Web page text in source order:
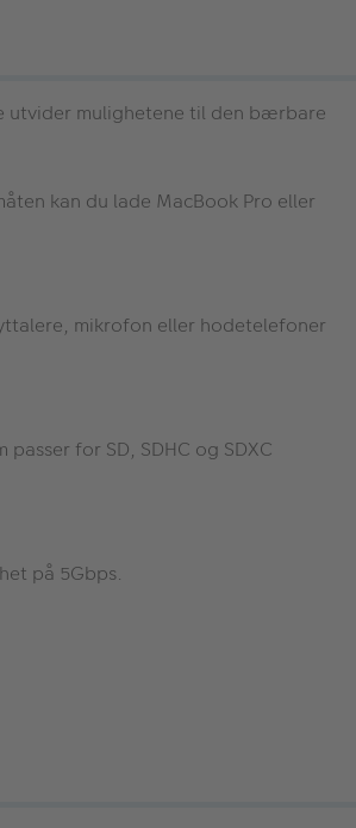
utvider mulighetene til den bærbare
kan du lade MacBook Pro eller
mikrofon eller hodetelefoner
for SD, SDHC og SDXC
på 5Gbps.